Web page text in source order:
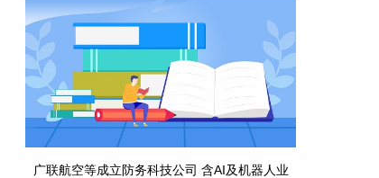
广联航空等成立防务科技公司 含AI及机器人业